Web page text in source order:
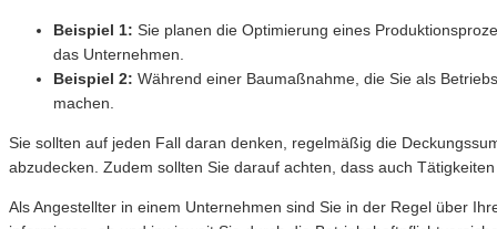
Beispiel 1: Sie planen die Optimierung eines
das Unternehmen.
Beispiel 2: Während einer Baumaßnahme, die Sie als
machen.
Sie sollten auf jeden Fall daran denken, regelmäßig die
abzudecken. Zudem sollten Sie darauf achten, dass auch
Als Angestellter in einem Unternehmen sind Sie in der Regel über